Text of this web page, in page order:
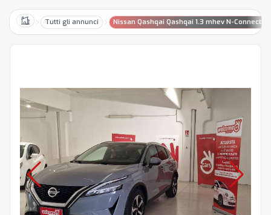
HomeTutti gli annunci Nissan Qashqai Qashqai 1.3 mhev N-Connecta